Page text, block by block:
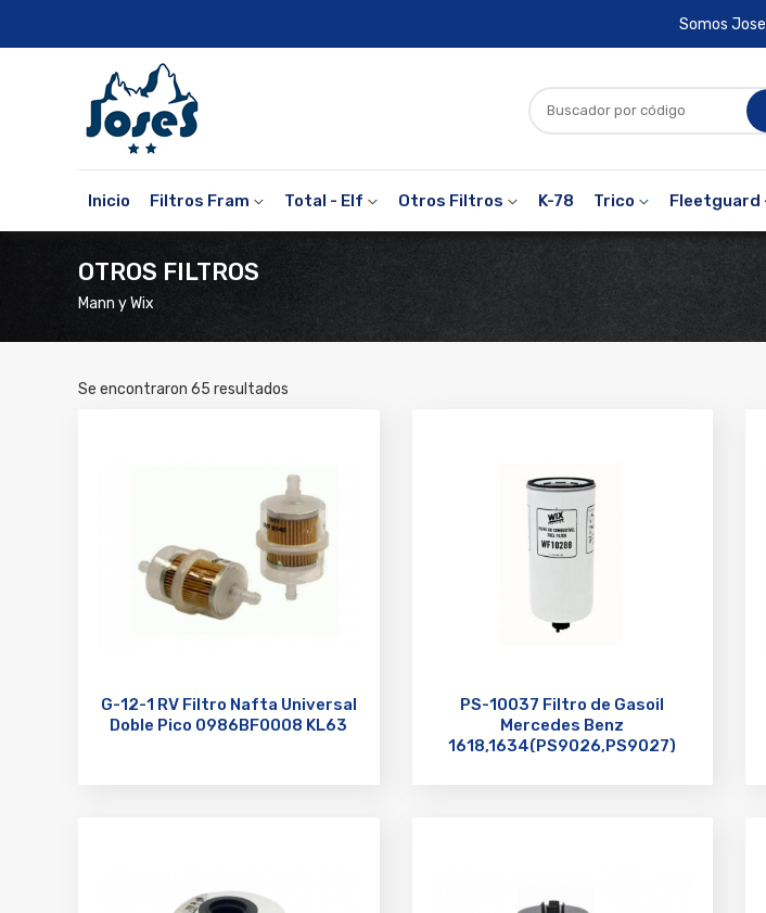
Somos
Inicio Filtros Fram Total - Elf Otros Filtros K-78 Trico Fleetguard
OTROS FILTROS
Mann y Wix
Se encontraron 65 resultados
G-12-1 RV Filtro Nafta Universal
Doble Pico 0986BF0008 KL63
PS-10037 Filtro de Gasoil
Mercedes Benz
1618,1634(PS9026,PS9027)